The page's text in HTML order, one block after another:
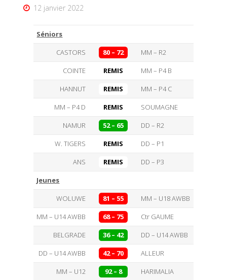
12 janvier 2022
Séniors
CASTORS
80 – 72
MM – R2
COINTE
REMIS
MM – P4 B
HANNUT
REMIS
MM – P4 C
MM – P4 D
REMIS
SOUMAGNE
NAMUR
52 – 65
DD – R2
W. TIGERS
REMIS
DD – P1
ANS
REMIS
DD – P3
Jeunes
WOLUWE
81 – 55
MM – U18 AWBB
MM – U14 AWBB
68 – 75
Ctr GAUME
BELGRADE
36 – 42
DD – U14 AWBB
DD – U14 AWBB
42 – 70
ALLEUR
MM – U12
92 – 8 HARIMALIA